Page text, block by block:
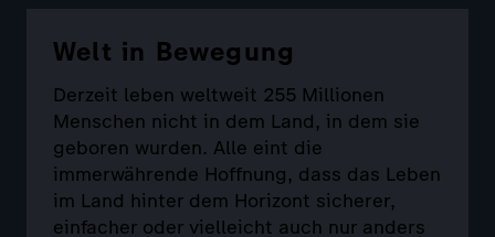
Welt in Bewegung
Derzeit leben weltweit 255 Millionen
Menschen nicht in dem Land, in dem sie
geboren wurden. Alle eint die
immerwährende Hoffnung, dass das Leben
im Land hinter dem Horizont sicherer,
einfacher oder vielleicht auch nur anders